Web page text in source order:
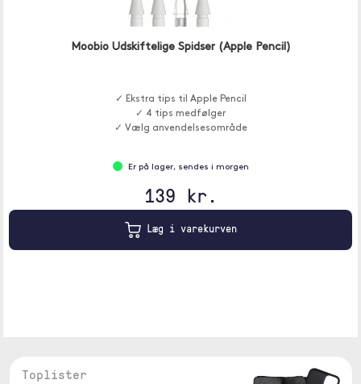
Moobio Udskiftelige Spidser (Apple Pencil)
✓ Ekstra tips til Apple Pencil
✓ 4 tips medfølger
✓ Vælg anvendelsesområde
Er på lager, sendes i morgen
139 kr.
Læg i varekurven
Toplister